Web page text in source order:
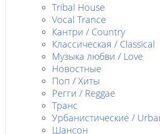
Tribal House
Vocal Trance
Кантри / Country
Классическая / Classical
Музыка любви / Love
Новостные
Поп / Хиты
Регги / Reggae
Транс
Урбанистические /
Шансон